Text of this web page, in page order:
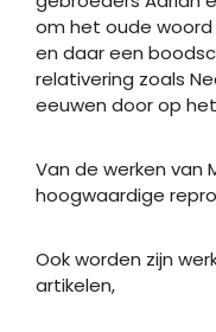
om het oude
en daar een
relativering zoals
eeuwen door op
Van de werken van
hoogwaardige
Ook worden zijn
artikelen,